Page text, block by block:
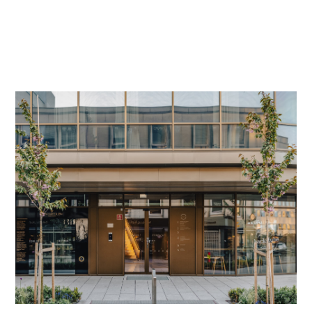
og utfordringene.
Engasjement -Vi er lidenskapelig opptatt av å finne de beste
løsningene for våre klienter.